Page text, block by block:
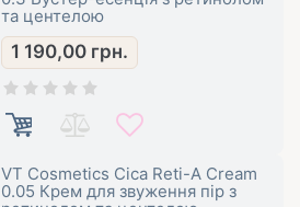
та центелою
1 190,00 грн.
VT Cosmetics Cica Reti-A Cream
0.05 Крем для звуження пір з